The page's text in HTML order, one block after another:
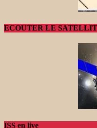
ECOUTER LE
ISS en live